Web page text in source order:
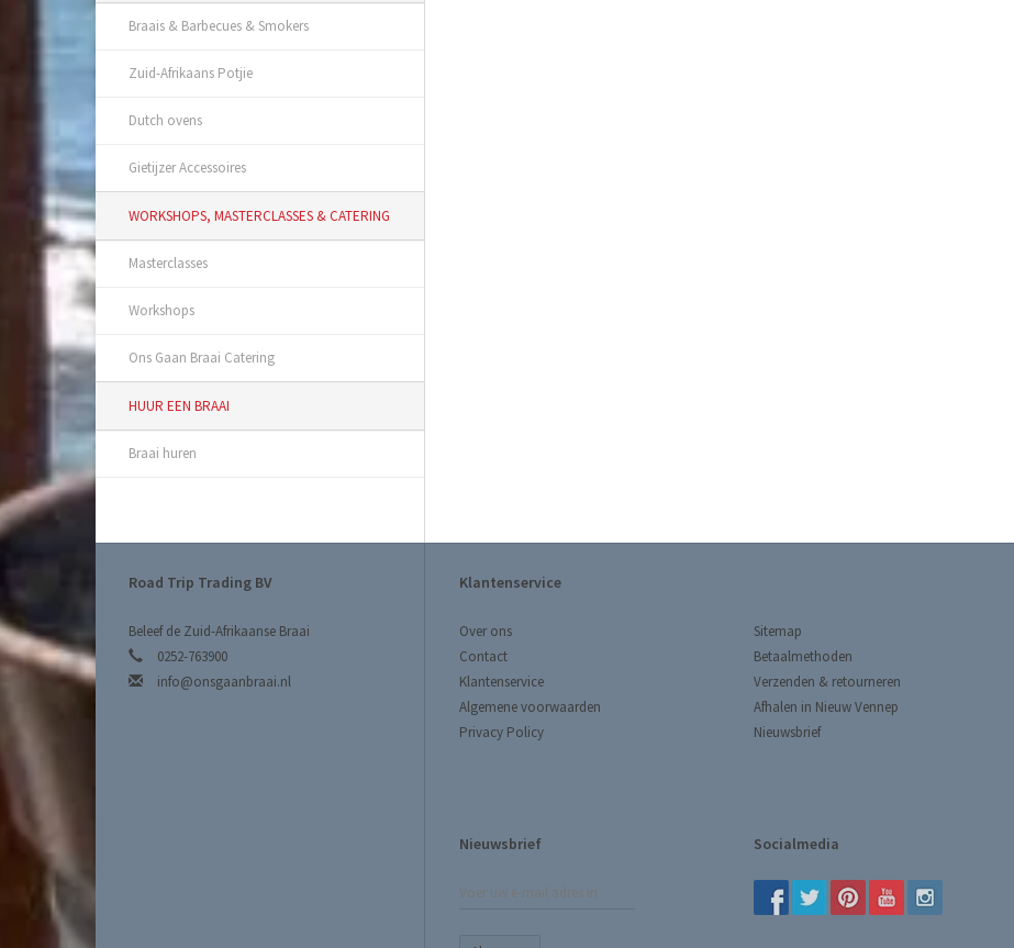
Braais & Barbecues & Smokers
Zuid-Afrikaans Potjie
Dutch ovens
Gietijzer Accessoires
WORKSHOPS, MASTERCLASSES & CATERING
Masterclasses
Workshops
Ons Gaan Braai Catering
HUUR EEN BRAAI
Braai huren
Road Trip Trading BV
Beleef de Zuid-Afrikaanse Braai
0252-763900
info@onsgaanbraai.nl
Klantenservice
Over ons
Contact
Klantenservice
Algemene voorwaarden
Privacy Policy
Sitemap
Betaalmethoden
Verzenden & retourneren
Afhalen in Nieuw Vennep
Nieuwsbrief
Nieuwsbrief Socialmedia